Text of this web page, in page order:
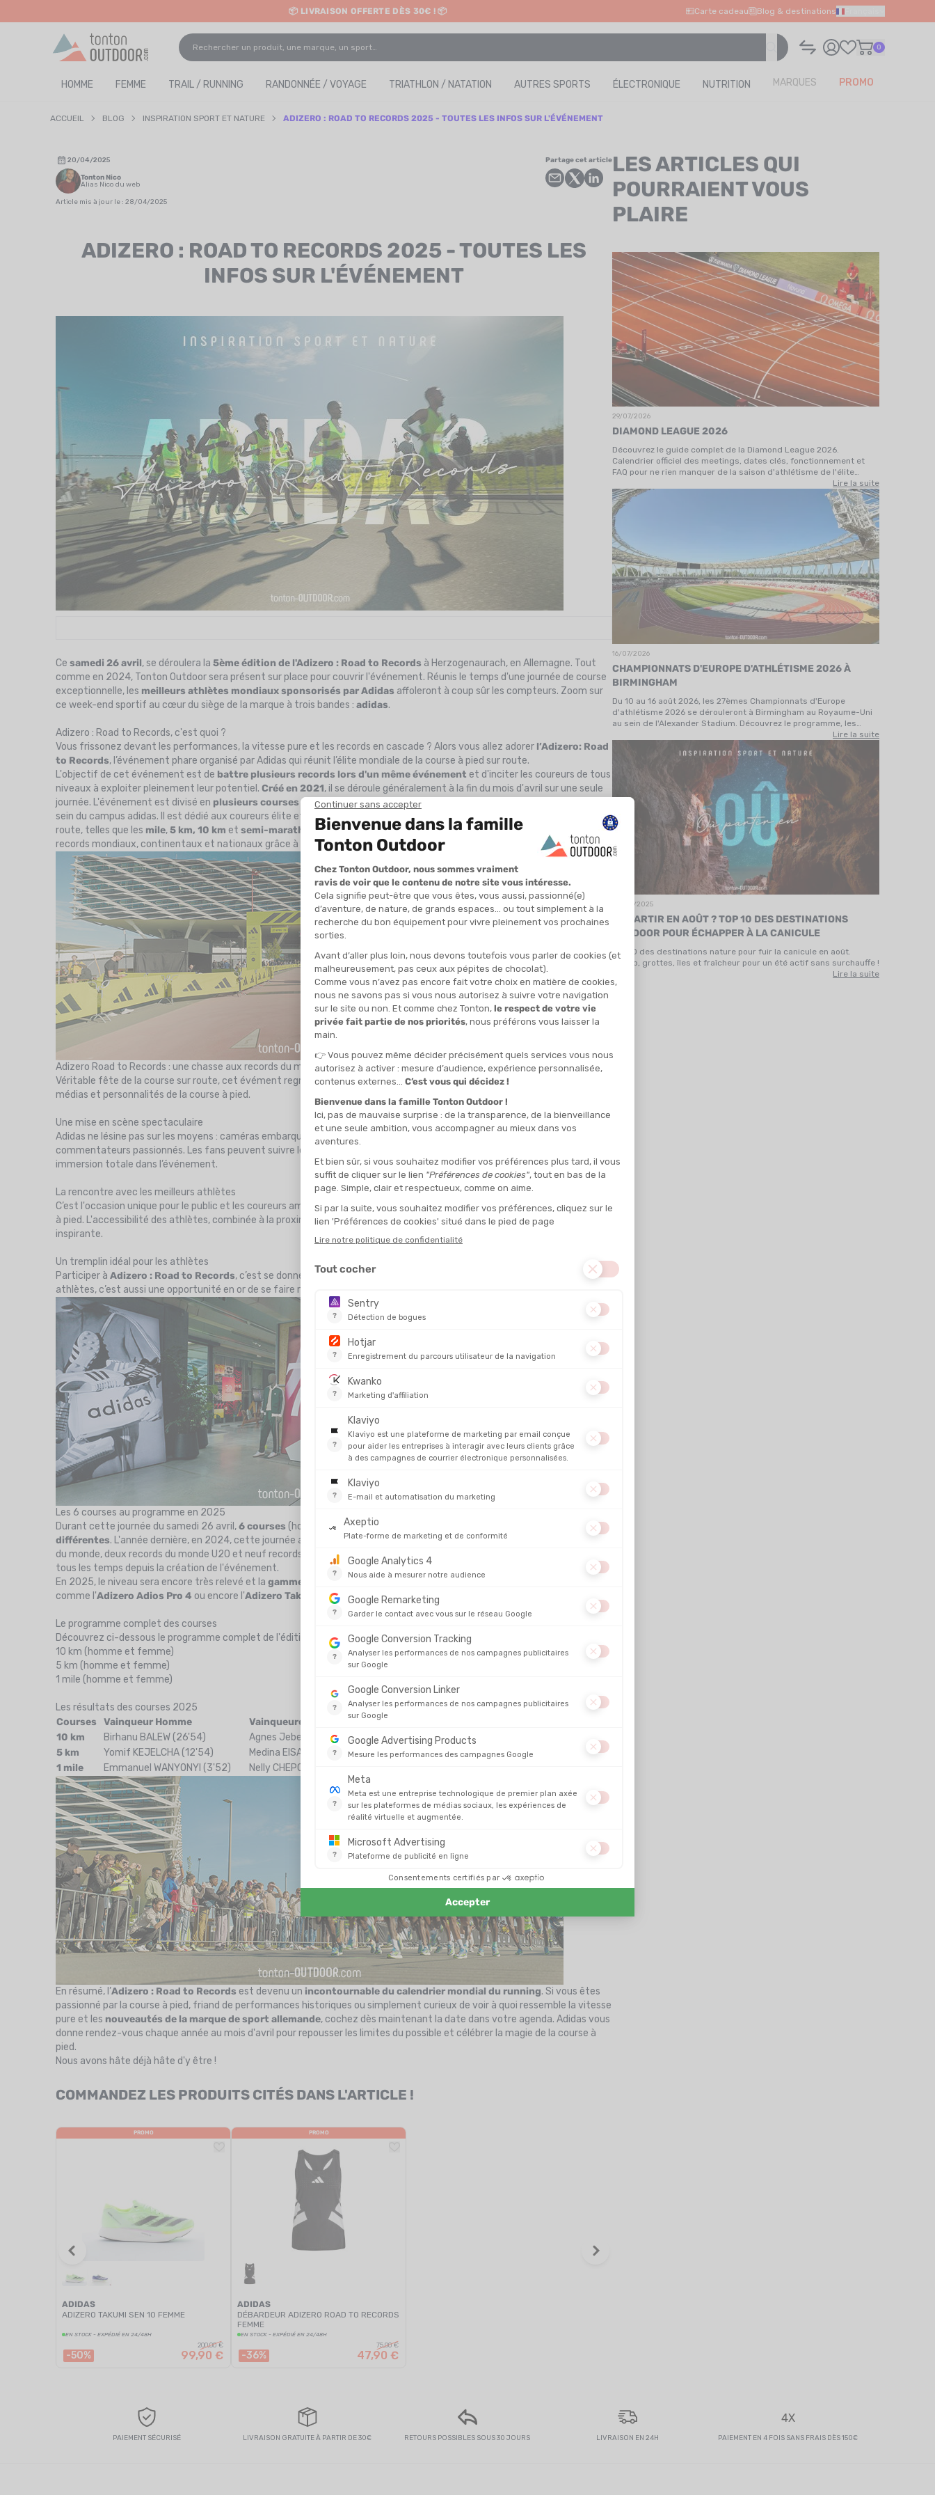
content
📦 LIVRAISON OFFERTE DÈS 30€ ! 📦
✨ RETRAIT EN MAGASIN GRATUIT
Carte cadeau Blog & destinations
0
HOMME FEMME TRAIL / RUNNING RANDONNÉE / VOYAGE TRIATHLON / NATATION AUTRES SPORTS ÉLECTRONIQUE NUTRITION MARQUES PROMO
ACCUEIL BLOG INSPIRATION SPORT ET NATURE ADIZERO : ROAD TO RECORDS 2025 - TOUTES LES INFOS SUR L'ÉVÉNEMENT
20/04/2025
Tonton Nico
Alias Nico du web
Article mis à jour le : 28/04/2025
Partage cet article
ADIZERO : ROAD TO RECORDS 2025 - TOUTES LES
INFOS SUR L'ÉVÉNEMENT
Ce samedi 26 avril, se déroulera la 5ème édition de l'Adizero : Road to Records à Herzogenaurach, en Allemagne. Tout
comme en 2024, Tonton Outdoor sera présent sur place pour couvrir l'événement. Réunis le temps d'une journée de course
exceptionnelle, les meilleurs athlètes mondiaux sponsorisés par Adidas affoleront à coup sûr les compteurs. Zoom sur
ce week-end sportif au cœur du siège de la marque à trois bandes : adidas.
Adizero : Road to Records, c'est quoi ?
Vous frissonez devant les performances, la vitesse pure et les records en cascade ? Alors vous allez adorer l’Adizero: Road
to Records, l’événement phare organisé par Adidas qui réunit l’élite mondiale de la course à pied sur route.
L'objectif de cet événement est de battre plusieurs records lors d'un même événement et d'inciter les coureurs de tous
niveaux à exploiter pleinement leur potentiel. Créé en 2021, il se déroule généralement à la fin du mois d'avril sur une seule
journée. L'événement est divisé en plusieurs courses sur routeet celles-ci se déroulent toutes sur un parcours tracé au
sein du campus adidas. Il est dédié aux coureurs élite et est axé principalement sur les distances courtes et moyennes sur
route, telles que les mile,5 km, 10 km et semi-marathon. En d'autres termes, il doit permettre aux athlètes de battre des
records mondiaux, continentaux et nationaux grâce à des conditions optimisées et une concurrence relevée.
Adizero Road to Records : une chasse aux records du monde
Véritable fête de la course sur route, cet évément regroupe lesmeilleurs athlètes de la planèteet attirent de nombreux
médias et personnalités de la course à pied.
Une mise en scène spectaculaire
Adidas ne lésine pas sur les moyens : caméras embarquées, retransmission en direct, ambiance électrisante avec DJs et
commentateurs passionnés. Les fans peuvent suivre les courses en temps réel sur les réseaux sociaux, offrant une
immersion totale dans l’événement.
La rencontre avec les meilleurs athlètes
C’est l'occasion unique pour le public et les coureurs amateurs d’admirer et de rencontrer des légendes vivantes de la course
à pied. L'accessibilité des athlètes, combinée à la proximité avec les spectateurs, rend l’expérience particulièrement
inspirante.
Un tremplin idéal pour les athlètes
Participer à Adizero : Road to Records, c’est se donner une chance unique de marquer l’histoire du running. Pour les
athlètes, c’est aussi une opportunité en or de se faire remarquer par les sponsors et de booster leur carrière.
Les 6 courses au programme en 2025
Durant cette journée du samedi 26 avril,6 courses (homme et femme) seront au programme sur
différentes. L'année dernière, en 2024, cette journée aavait été le théâtre de performances remarquables, dont un record
du monde, deux records du monde U20 et neuf records nationaux, contribuant à un total de 33 meilleures performances de
tous les temps depuis la création de l'événement.
En 2025, le niveau sera encore très relevé et la gamme de chaussures Adizero
comme l'Adizero Adios Pro 4 ou encore l'Adizero Takumin Sen 10.
Le programme complet des courses
Découvrez ci-dessous le programme complet de l'édition 2025 !
10 km (homme et femme)
5 km (homme et femme)
1 mile (homme et femme)
Les résultats des courses 2025
Courses
Vainqueur Homme
Vainqueure Femme
10 km
Birhanu BALEW (26'54)
Agnes Jebet NGETICH (29'27)
5 km
Yomif KEJELCHA (12'54)
Medina EISA (14'48)
1 mile
Emmanuel WANYONYI (3'52) Nelly CHEPCHIRCHIR (4'23)
En résumé, l’Adizero : Road to Records est devenu un incontournable du calendrier mondial du running. Si vous êtes
passionné par la course à pied, friand de performances historiques ou simplement curieux de voir à quoi ressemble la vitesse
pure et les nouveautés de la marque de sport allemande, cochez dès maintenant la date dans votre agenda. Adidas vous
donne rendez-vous chaque année au mois d'avril pour repousser les limites du possible et célébrer la magie de la course à
pied.
Nous avons hâte déjà hâte d'y être !
COMMANDEZ LES PRODUITS CITÉS DANS L'ARTICLE !
PROMO
ADIDAS
ADIZERO TAKUMI SEN 10 FEMME
EN STOCK - EXPÉDIÉ EN 24/48H
-50%
200,00 €
99,90 €
PROMO
ADIDAS
DÉBARDEUR ADIZERO ROAD TO RECORDS
FEMME
EN STOCK - EXPÉDIÉ EN 24/48H
-36%
75,00 €
47,90 €
LES ARTICLES QUI
POURRAIENT VOUS
PLAIRE
29/07/2026
DIAMOND LEAGUE 2026
Découvrez le guide complet de la Diamond League 2026.
Calendrier officiel des meetings, dates clés, fonctionnement et
FAQ pour ne rien manquer de la saison d'athlétisme de l'élite
Lire la suite
16/07/2026
CHAMPIONNATS D'EUROPE D'ATHLÉTISME 2026 À
BIRMINGHAM
Du 10 au 16 août 2026, les 27èmes Championnats d'Europe
d'athlétisme 2026 se dérouleront à Birmingham au Royaume-Uni
au sein de l'Alexander Stadium. Découvrez le programme, les
Lire la suite
08/07/2025
OÙ PARTIR EN AOÛT ? TOP 10 DES DESTINATIONS
OUTDOOR POUR ÉCHAPPER À LA CANICULE
Top 10 des destinations nature pour fuir la canicule en août.
Rando, grottes, îles et fraîcheur pour un été actif sans surchauffe !
Lire la suite
PAIEMENT SÉCURISÉ LIVRAISON GRATUITE À PARTIR DE 30€ RETOURS POSSIBLES SOUS 30 JOURS LIVRAISON EN 24H
4X
PAIEMENT EN 4 FOIS SANS FRAIS DÈS 150€